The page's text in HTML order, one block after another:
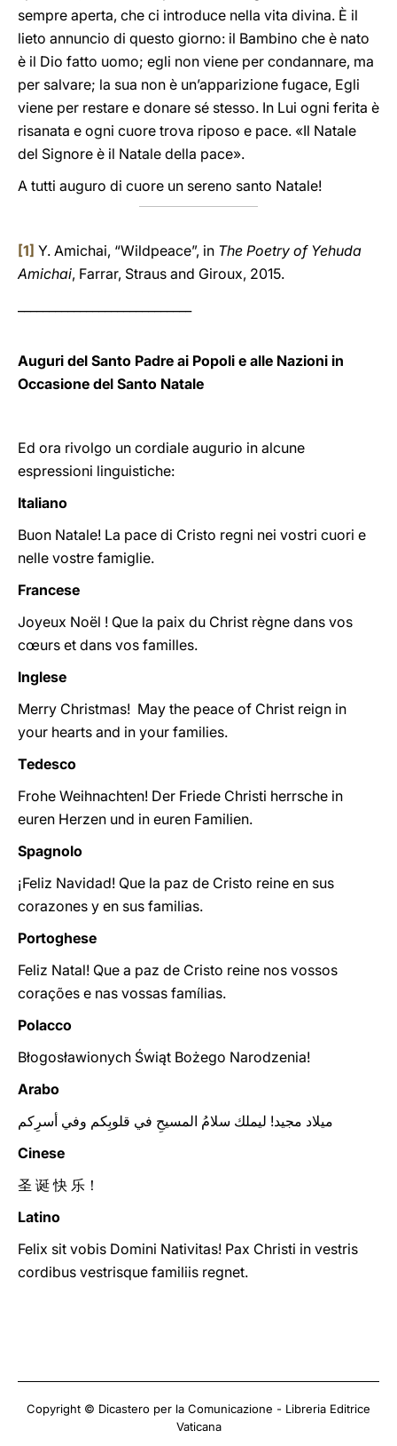
sempre aperta, che ci introduce nella vita divina. È il
lieto annuncio di questo giorno: il Bambino che è nato
è il Dio fatto uomo; egli non viene per condannare, ma
per salvare; la sua non è un’apparizione fugace, Egli
viene per restare e donare sé stesso. In Lui ogni ferita è
risanata e ogni cuore trova riposo e pace. «Il Natale
del Signore è il Natale della pace».
A tutti auguro di cuore un sereno santo Natale!
[1] Y. Amichai, “Wildpeace”, in The Poetry of Yehuda
Amichai, Farrar, Straus and Giroux, 2015.
Auguri del Santo Padre ai Popoli e alle Nazioni in
Occasione del Santo Natale
Ed ora rivolgo un cordiale augurio in alcune
espressioni linguistiche:
Italiano
Buon Natale! La pace di Cristo regni nei vostri cuori e
nelle vostre famiglie.
Francese
Joyeux Noël ! Que la paix du Christ règne dans vos
cœurs et dans vos familles.
Inglese
Merry Christmas! May the peace of Christ reign in
your hearts and in your families.
Tedesco
Frohe Weihnachten! Der Friede Christi herrsche in
euren Herzen und in euren Familien.
Spagnolo
¡Feliz Navidad! Que la paz de Cristo reine en sus
corazones y en sus familias.
Portoghese
Feliz Natal! Que a paz de Cristo reine nos vossos
corações e nas vossas famílias.
Polacco
Błogosławionych Świąt Bożego Narodzenia!
Arabo
ميلاد مجيد! ليملك سلامُ المسيحِ في قلوبِكم وفي أسرِكم
Cinese
圣 诞 快 乐！
Latino
Felix sit vobis Domini Nativitas! Pax Christi in vestris
cordibus vestrisque familiis regnet.
Copyright © Dicastero per la Comunicazione - Libreria Editrice
Vaticana